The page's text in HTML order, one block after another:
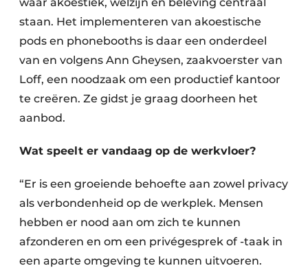
staan. Het implementeren van akoestische
pods en phonebooths is daar een onderdeel
van en volgens Ann Gheysen, zaakvoerster van
Loff, een noodzaak om een productief kantoor
te creëren. Ze gidst je graag doorheen het
aanbod.
Wat speelt er vandaag op de werkvloer?
“Er is een groeiende behoefte aan zowel privacy
als verbondenheid op de werkplek. Mensen
hebben er nood aan om zich te kunnen
afzonderen en om een privégesprek of -taak in
een aparte omgeving te kunnen uitvoeren.